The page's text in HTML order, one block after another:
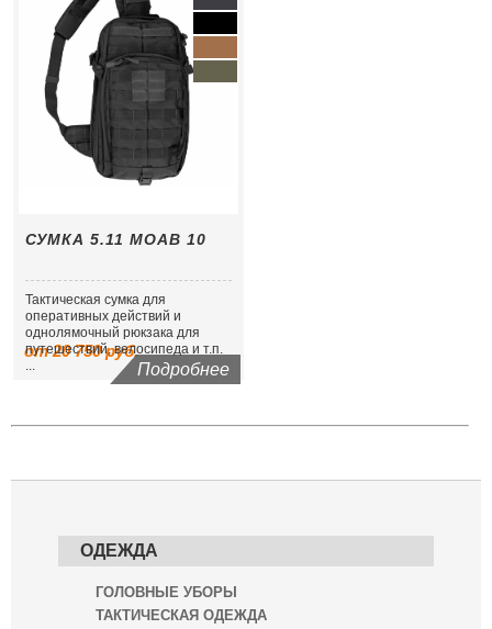
СУМКА 5.11 MOAB 10
Тактическая сумка для
оперативных действий и
однолямочный рюкзака для
путешествий, велосипеда и т.п.
...
от 20 750 руб.
Подробнее
ОДЕЖДА
ГОЛОВНЫЕ УБОРЫ
ТАКТИЧЕСКАЯ ОДЕЖДА